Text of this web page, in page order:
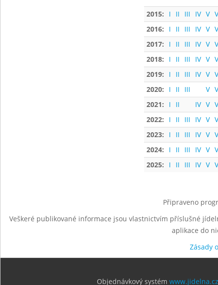
2015: I II III IV V
2016:
I II III IV V
2017:
I II III IV V
2018:
I II III IV V
2019:
I II III IV V
2020:
I II III V
2021:
I II IV V
2022:
I II III IV V
2023:
I II III IV V
2024:
I II III IV V
2025:
I II III IV V
Připraveno
Veškeré publikované informace jsou vlastnictvím příslušné
aplikace do
Zásady
Objednávkový systém www.jidelna.cz